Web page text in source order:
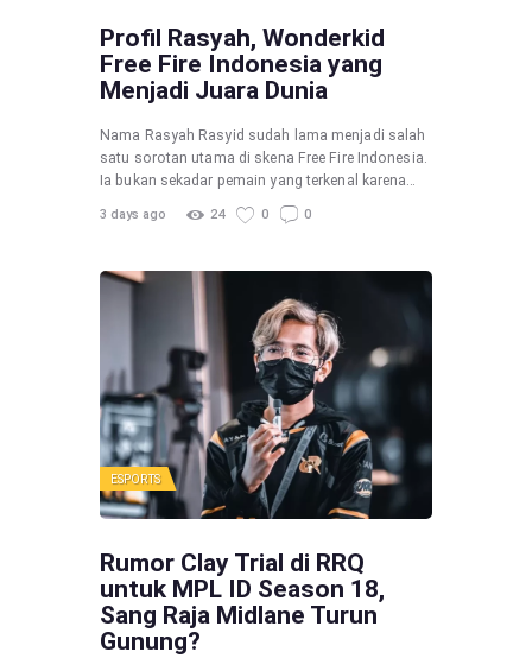
Profil Rasyah, Wonderkid
Free Fire Indonesia yang
Menjadi Juara Dunia
Nama Rasyah Rasyid sudah lama menjadi salah
satu sorotan utama di skena Free Fire Indonesia.
Ia bukan sekadar pemain yang terkenal karena…
3 days ago 24 0 0
ESPORTS
Rumor Clay Trial di RRQ
untuk MPL ID Season 18,
Sang Raja Midlane Turun
Gunung?